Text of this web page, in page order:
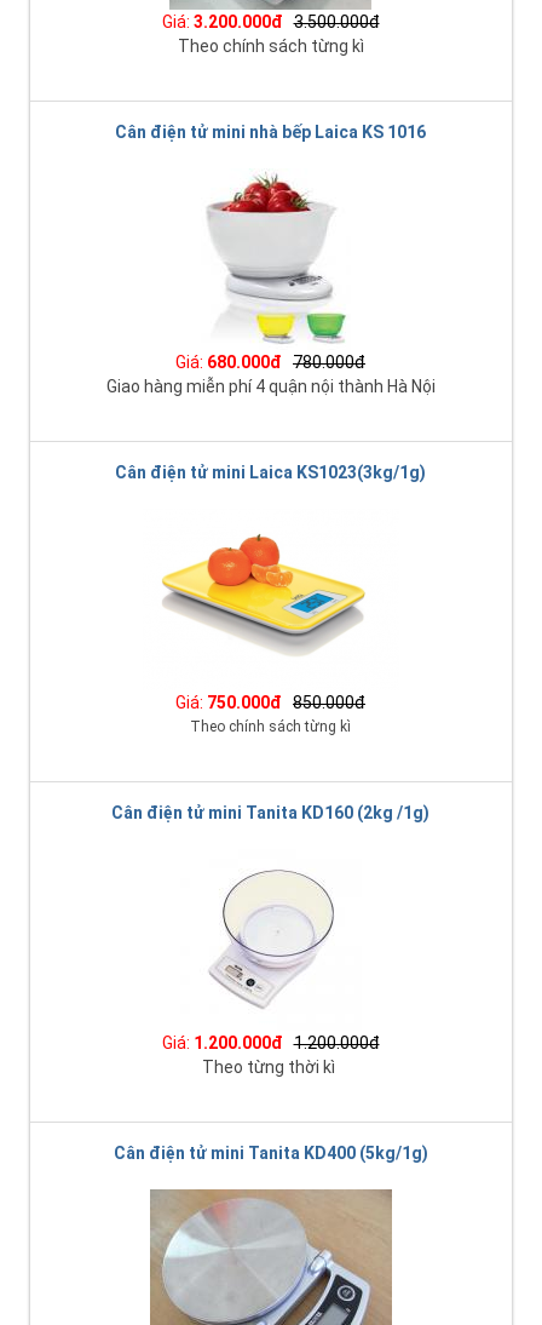
Giá: 3.200.000đ 3.500.000đ
Theo chính sách từng kì
Cân điện tử mini nhà bếp Laica KS 1016
Giá: 680.000đ
780.000đ
Giao hàng miễn phí 4 quận nội thành Hà Nội
Cân điện tử mini Laica KS1023(3kg/1g)
Giá: 750.000đ 850.000đ
Theo chính sách từng kì
Cân điện tử mini Tanita KD160 (2kg /1g)
Giá: 1.200.000đ 1.200.000đ
Theo từng thời kì
Cân điện tử mini Tanita KD400 (5kg/1g)